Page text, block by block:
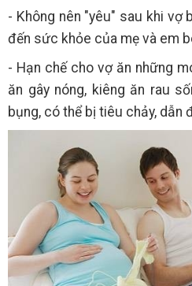
- Không nên "yêu" sau khi vợ
đến sức khỏe của mẹ và em
- Hạn chế cho vợ ăn những
ăn gây nóng, kiêng ăn rau
bụng, có thể bị tiêu chảy, dẫn